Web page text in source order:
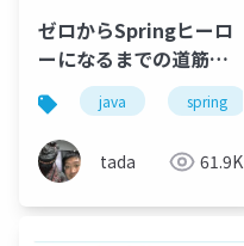
ゼロからSpringヒーロ
ーになるまでの道筋
#kanjava
java spring
tada 61.9K